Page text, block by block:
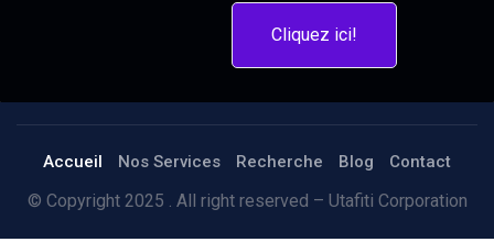
Cliquez ici!
Accueil Nos Services Recherche Blog Contact
© Copyright 2025 . All right reserved – Utafiti Corporation